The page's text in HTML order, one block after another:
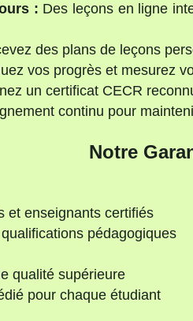
: Des leçons en ligne
des plans de leçons
vos progrès et mesurez
un certificat CECR
continu pour
Notre
et enseignants certifiés
pédagogiques
qualité supérieure
pour chaque étudiant